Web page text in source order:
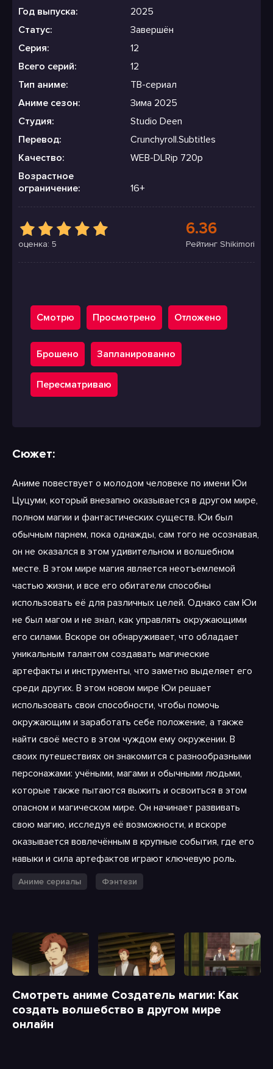
Год выпуска:
2025
Статус:
Завершён
Серия:
12
Всего серий:
12
Тип аниме:
ТВ-сериал
Аниме сезон:
Зима 2025
Студия:
Studio Deen
Перевод:
Crunchyroll.Subtitles
Качество:
WEB-DLRip 720p
Возрастное
ограничение:
16+
оценка: 5
6.36
Рейтинг Shikimori
Смотрю Просмотрено Отложено
Брошено Запланированно
Пересматриваю
Сюжет:
Аниме повествует о молодом человеке по имени Юи
Цуцуми, который внезапно оказывается в другом мире,
полном магии и фантастических существ. Юи был
обычным парнем, пока однажды, сам того не осознавая,
он не оказался в этом удивительном и волшебном
месте. В этом мире магия является неотъемлемой
частью жизни, и все его обитатели способны
использовать её для различных целей. Однако сам Юи
не был магом и не знал, как управлять окружающими
его силами. Вскоре он обнаруживает, что обладает
уникальным талантом создавать магические
артефакты и инструменты, что заметно выделяет его
среди других. В этом новом мире Юи решает
использовать свои способности, чтобы помочь
окружающим и заработать себе положение, а также
найти своё место в этом чуждом ему окружении. В
своих путешествиях он знакомится с разнообразными
персонажами: учёными, магами и обычными людьми,
которые также пытаются выжить и освоиться в этом
опасном и магическом мире. Он начинает развивать
свою магию, исследуя её возможности, и вскоре
оказывается вовлечённым в крупные события, где его
навыки и сила артефактов играют ключевую роль.
Аниме сериалы Фэнтези
Смотреть аниме Создатель магии: Как
создать волшебство в другом мире
онлайн